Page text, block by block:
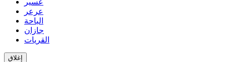
عسير
عرعر
الباحة
جازان
القريات
إغلاق